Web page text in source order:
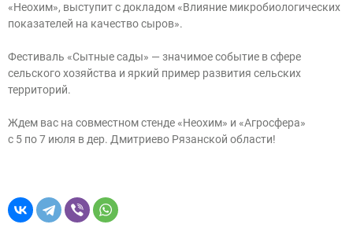
«Неохим», выступит с докладом «Влияние микробиологических
показателей на качество сыров».
Фестиваль «Сытные сады» — значимое событие в сфере
сельского хозяйства и яркий пример развития сельских
территорий.
Ждем вас на совместном стенде «Неохим» и «Агросфера»
с 5 по 7 июля в дер. Дмитриево Рязанской области!